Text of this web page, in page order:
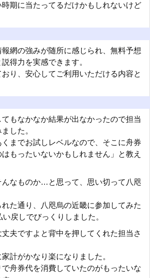
期に当たってるだけかもしれないけど
網の強みが随所に感じられ、無料予想
得力を実感できます。
り、安心してご利用いただける内容と
もなかなか結果が出なかったので担当
した。
までお試しレベルなので、そこに舟券
もったいないかもしれません」と教え
んなものか…と思って、思い切って八咫
た通り、八咫烏の近畿に参加してみた
戻しでびっくりしました。
夫ですよと背中を押してくれた担当さ
計がかなり楽になりました。
舟券代を消費していたのがもったいな